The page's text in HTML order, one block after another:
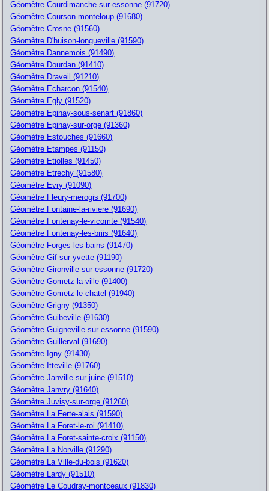
Géomètre Courdimanche-sur-essonne (91720)
Géomètre Courson-monteloup (91680)
Géomètre Crosne (91560)
Géomètre D'huison-longueville (91590)
Géomètre Dannemois (91490)
Géomètre Dourdan (91410)
Géomètre Draveil (91210)
Géomètre Echarcon (91540)
Géomètre Egly (91520)
Géomètre Epinay-sous-senart (91860)
Géomètre Epinay-sur-orge (91360)
Géomètre Estouches (91660)
Géomètre Etampes (91150)
Géomètre Etiolles (91450)
Géomètre Etrechy (91580)
Géomètre Evry (91090)
Géomètre Fleury-merogis (91700)
Géomètre Fontaine-la-riviere (91690)
Géomètre Fontenay-le-vicomte (91540)
Géomètre Fontenay-les-briis (91640)
Géomètre Forges-les-bains (91470)
Géomètre Gif-sur-yvette (91190)
Géomètre Gironville-sur-essonne (91720)
Géomètre Gometz-la-ville (91400)
Géomètre Gometz-le-chatel (91940)
Géomètre Grigny (91350)
Géomètre Guibeville (91630)
Géomètre Guigneville-sur-essonne (91590)
Géomètre Guillerval (91690)
Géomètre Igny (91430)
Géomètre Itteville (91760)
Géomètre Janville-sur-juine (91510)
Géomètre Janvry (91640)
Géomètre Juvisy-sur-orge (91260)
Géomètre La Ferte-alais (91590)
Géomètre La Foret-le-roi (91410)
Géomètre La Foret-sainte-croix (91150)
Géomètre La Norville (91290)
Géomètre La Ville-du-bois (91620)
Géomètre Lardy (91510)
Géomètre Le Coudray-montceaux (91830)